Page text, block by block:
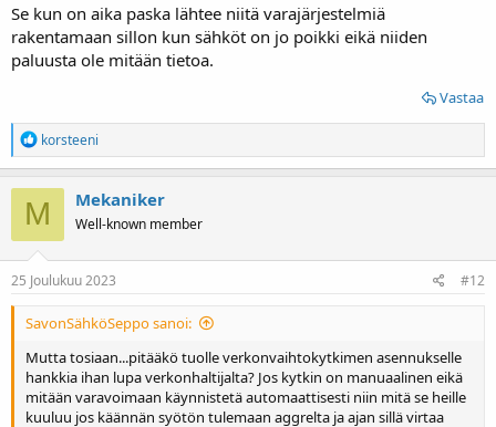
Se kun on aika paska lähtee niitä varajärjestelmiä
rakentamaan sillon kun sähköt on jo poikki eikä niiden
paluusta ole mitään tietoa.
Vastaa
R
e
a
k
t
i
o
t
:
korsteeni
M Mekaniker
Well-known member
25 Joulukuu 2023 #12
SavonSähköSeppo sanoi:
Mutta tosiaan...pitääkö tuolle verkonvaihtokytkimen asennukselle
hankkia ihan lupa verkonhaltijalta? Jos kytkin on manuaalinen eikä
mitään varavoimaan käynnistetä automaattisesti niin mitä se heille
kuuluu jos käännän syötön tulemaan aggrelta ja ajan sillä virtaa